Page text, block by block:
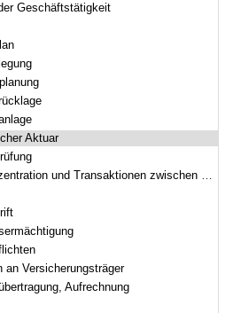
Geschäftstätigkeit
Aktuar
und Transaktionen zwischen Versorgungsanstalten
an Versicherungsträger
Aufrechnung